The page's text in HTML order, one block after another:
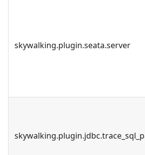
skywalking.plugin.seata.server